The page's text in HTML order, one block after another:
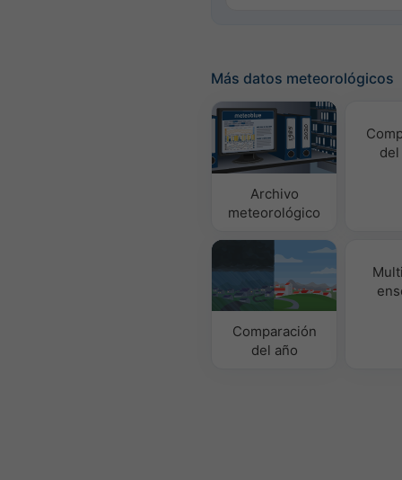
Más datos meteorológicos
Archivo
meteorológico
Comparación
del año